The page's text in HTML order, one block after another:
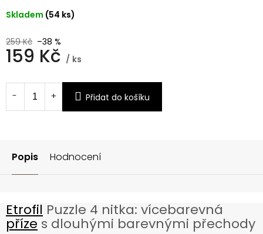
259 Kč –38 %
159 Kč / ks
cena:
Skladem (54 ks)
Přidat do košíku
Popis Hodnocení
Etrofil Puzzle 4 nitka: vícebarevná
příze s dlouhými barevnými přechody